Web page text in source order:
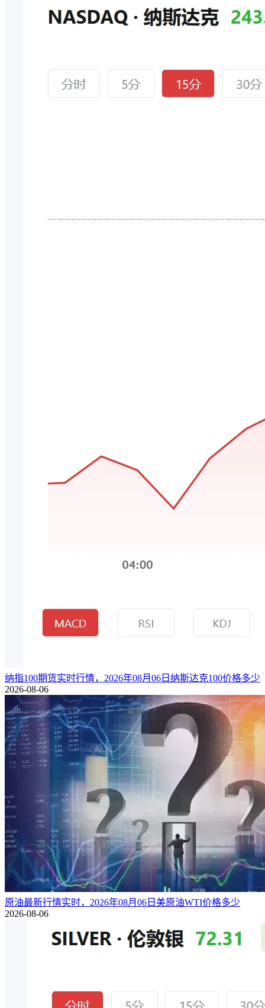
纳指100期货实时行情，2026年08月06日纳斯达克100价格多少
2026-08-06
原油最新行情实时，2026年08月06日美原油WTI价格多少
2026-08-06